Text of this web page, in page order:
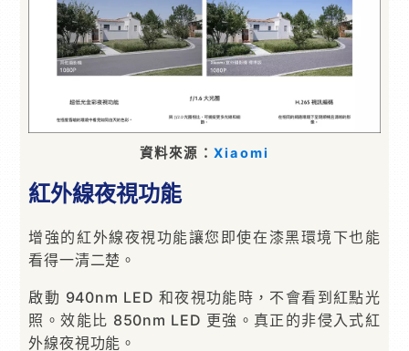
資料來源： Xiaomi
紅外線夜視功能
增強的紅外線夜視功能讓您即使在漆黑環境下也能
看得一清二楚。
啟動 940nm LED 和夜視功能時，不會看到紅點光
照。效能比 850nm LED 更強。真正的非侵入式紅
外線夜視功能。